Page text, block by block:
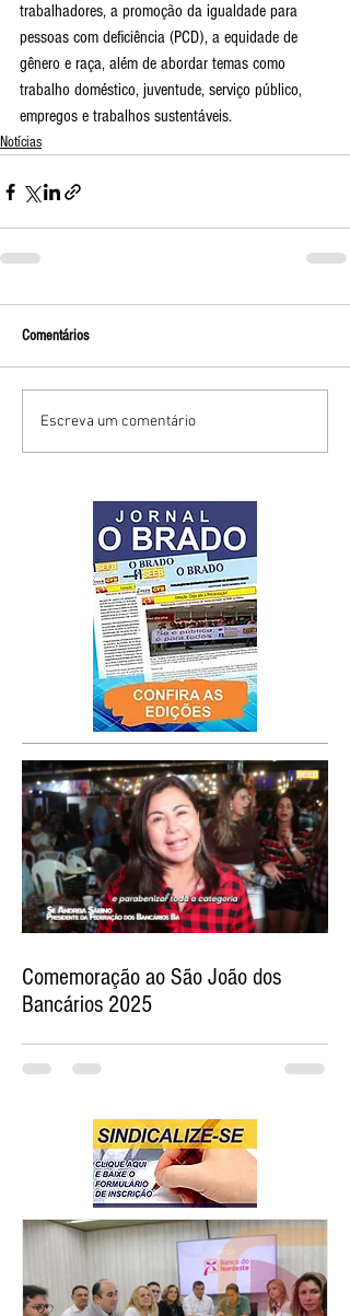
trabalhadores, a promoção da igualdade para
pessoas com deficiência (PCD), a equidade de
gênero e raça, além de abordar temas como
trabalho doméstico, juventude, serviço público,
empregos e trabalhos sustentáveis.
Notícias
Comentários
Escreva um comentário
Comemoração ao São João dos
Bancários 2025